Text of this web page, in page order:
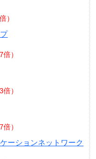
倍
倍
倍
ーションネットワーク